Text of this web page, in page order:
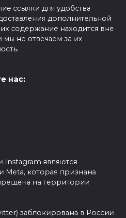
ссылки для удобства
дополнительной
содержание находится вне
не отвечаем за их
нас:
Instagram являются
Meta, которая признана
на территории
заблокирована в России